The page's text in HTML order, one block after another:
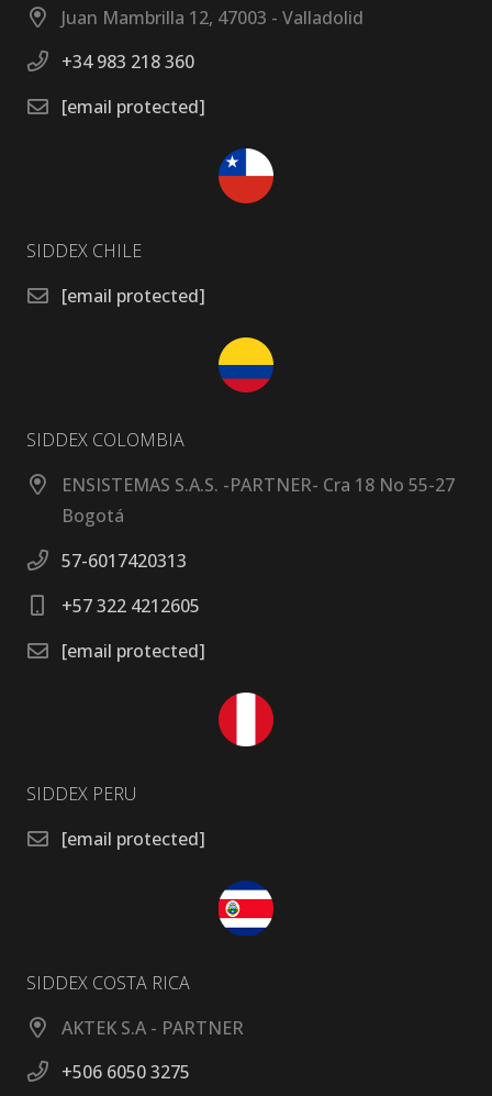
Juan Mambrilla 12, 47003 - Valladolid
+34 983 218 360
[email protected]
SIDDEX CHILE
[email protected]
SIDDEX COLOMBIA
ENSISTEMAS S.A.S. -PARTNER- Cra 18 No 55-27
Bogotá
57-6017420313
+57 322 4212605
[email protected]
SIDDEX PERU
[email protected]
SIDDEX COSTA RICA
AKTEK S.A - PARTNER
+506 6050 3275